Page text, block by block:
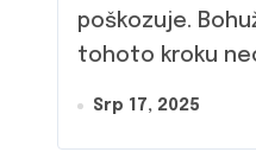
poškozuje.
tohoto kroku
Srp 17, 2025